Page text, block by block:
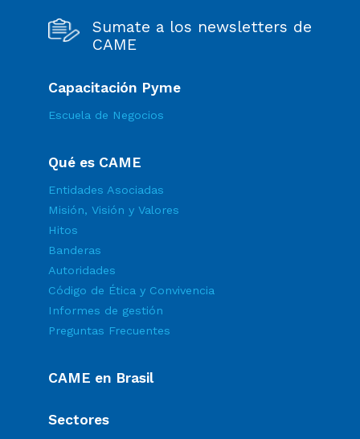
Sumate a los newsletters de
CAME
Capacitación Pyme
Escuela de Negocios
Qué es CAME
Entidades Asociadas
Misión, Visión y Valores
Hitos
Banderas
Autoridades
Código de Ética y Convivencia
Informes de gestión
Preguntas Frecuentes
CAME en Brasil
Sectores